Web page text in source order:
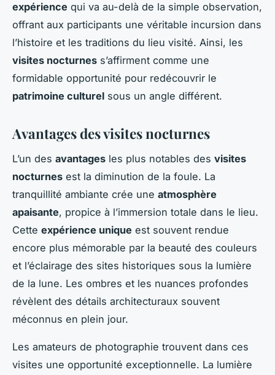
expérience qui va au-delà de la simple observation,
offrant aux participants une véritable incursion dans
l’histoire et les traditions du lieu visité. Ainsi, les
visites nocturnes s’affirment comme une
formidable opportunité pour redécouvrir le
patrimoine culturel sous un angle différent.
Avantages des visites nocturnes
L’un des avantages les plus notables des visites
nocturnes est la diminution de la foule. La
tranquillité ambiante crée une atmosphère
apaisante, propice à l’immersion totale dans le lieu.
Cette expérience unique est souvent rendue
encore plus mémorable par la beauté des couleurs
et l’éclairage des sites historiques sous la lumière
de la lune. Les ombres et les nuances profondes
révèlent des détails architecturaux souvent
méconnus en plein jour.
Les amateurs de photographie trouvent dans ces
visites une opportunité exceptionnelle. La lumière